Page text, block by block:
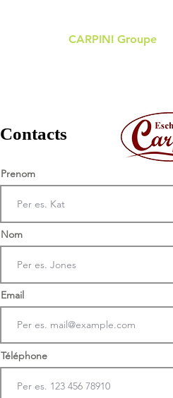
CARPINI Groupe
Contacts
Prenom
Nom
Email
Téléphone